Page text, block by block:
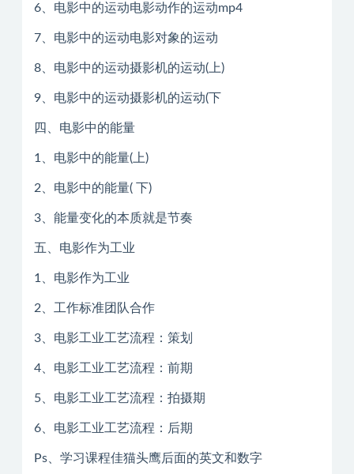
6、电影中的运动电影动作的运动mp4
7、电影中的运动电影对象的运动
8、电影中的运动摄影机的运动(上)
9、电影中的运动摄影机的运动(下
四、电影中的能量
1、电影中的能量(上)
2、电影中的能量( 下)
3、能量变化的本质就是节奏
五、电影作为工业
1、电影作为工业
2、工作标准团队合作
3、电影工业工艺流程：策划
4、电影工业工艺流程：前期
5、电影工业工艺流程：拍摄期
6、电影工业工艺流程：后期
Ps、学习课程佳猫头鹰后面的英文和数字